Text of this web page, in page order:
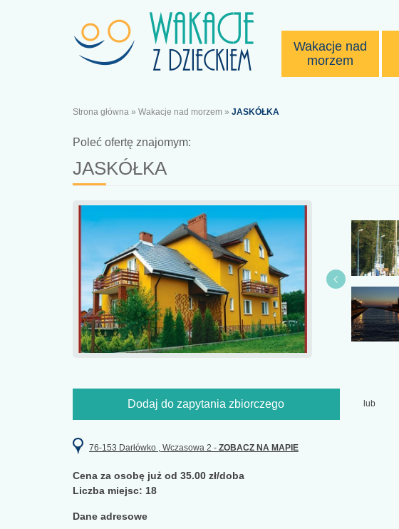
Wakacje nad
morzem
Strona główna » Wakacje nad morzem » JASKÓŁKA
Poleć ofertę znajomym:
JASKÓŁKA
Dodaj do zapytania zbiorczego lub
76-153 Darłówko , Wczasowa 2 - ZOBACZ NA MAPIE
Cena za osobę już od 35.00 zł/doba
Liczba miejsc: 18
Dane adresowe